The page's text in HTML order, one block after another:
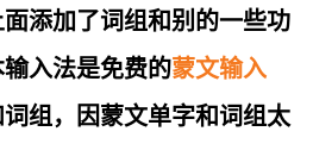
添加了词组和别的一些功
入法是免费的蒙文输入
组，因蒙文单字和词组太